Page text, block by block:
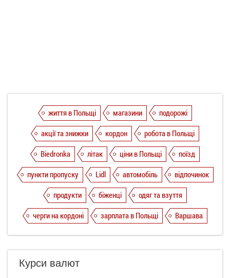
життя в Польщі магазини
подорожі
акції та знижки
кордон
робота в Польщі
Biedronka
літак ціни в Польщі
поїзд
пункти пропуску
Lidl автомобіль
відпочинок
продукти
біженці
одяг та взуття
черги на кордоні
зарплата в Польщі Варшава
Курси валют